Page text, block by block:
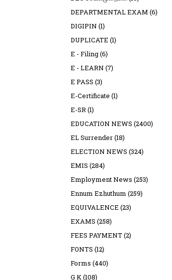
DEPARTMENTAL EXAM (6)
DIGIPIN (1)
DUPLICATE (1)
E - Filing(6)
E - LEARN (7)
E PASS (3)
E-Certificate (1)
E-SR(1)
EDUCATION NEWS (2400)
EL Surrender(18)
ELECTION NEWS (324)
EMIS (284)
Employment News (253)
Ennum Ezhuthum (259)
EQUIVALENCE (23)
EXAMS (258)
FEES PAYMENT(2)
FONTS (12)
Forms (440)
G K(108)